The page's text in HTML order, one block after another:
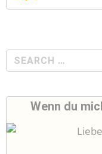
Search
for:
Wenn du